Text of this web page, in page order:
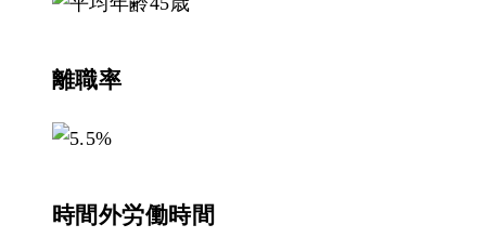
離職率
時間外労働時間